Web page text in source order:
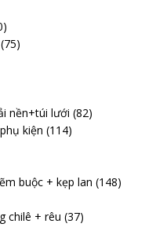
(75)
nền+túi lưới (82)
kiện (114)
buộc + kẹp lan (148)
chilê + rêu (37)